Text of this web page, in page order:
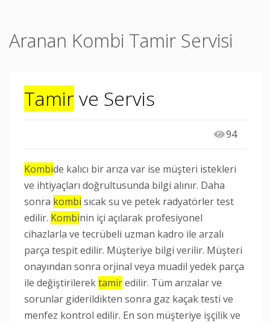
Aranan Kombi Tamir Servisi
Tamir ve Servis
94
Kombide kalıcı bir arıza var ise müşteri istekleri
ve ihtiyaçları doğrultusunda bilgi alınır. Daha
sonra kombi sıcak su ve petek radyatörler test
edilir. Kombinin içi açılarak profesiyonel
cihazlarla ve tecrübeli uzman kadro ile arzalı
parça tespit edilir. Müşteriye bilgi verilir. Müşteri
onayından sonra orjinal veya muadil yedek parça
ile değiştirilerektamiredilir. Tüm arızalar ve
sorunlar giderildikten sonra gaz kaçak testi ve
menfez kontrol edilir. En son müşteriye işçilik ve